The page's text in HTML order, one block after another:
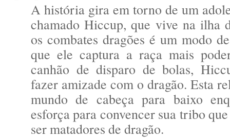
A história gira em torno de um
chamado Hiccup, que vive na ilha
os combates dragões é um modo
que ele captura a raça mais
canhão de disparo de bolas,
fazer amizade com o dragão. Esta
mundo de cabeça para baixo
esforça para convencer sua tribo
ser matadores de dragão.